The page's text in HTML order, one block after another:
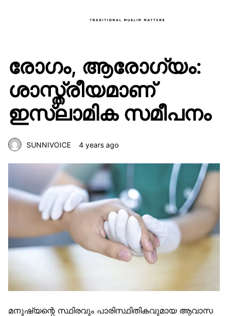
രോഗം, ആരോഗ്യം:
ശാസ്ത്രീയമാണ്
ഇസ്‌ലാമിക സമീപനം
SUNNIVOICE 4 years ago
മനുഷ്യന്റെ സ്ഥിരവും പാരിസ്ഥിതികവുമായ ആവാസ